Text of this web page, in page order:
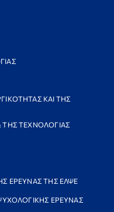
ΚΑΙ ΤΗΣ
ΤΕΧΝΟΛΟΓΙΑΣ
ΕΡΕΥΝΑΣ ΤΗΣ ΕΛΨΕ
ΕΡΕΥΝΑΣ